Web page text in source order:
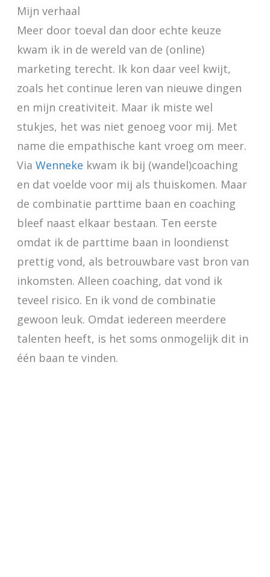
Mijn verhaal
Meer door toeval dan door echte keuze
kwam ik in de wereld van de (online)
marketing terecht. Ik kon daar veel kwijt,
zoals het continue leren van nieuwe dingen
en mijn creativiteit. Maar ik miste wel
stukjes, het was niet genoeg voor mij. Met
name die empathische kant vroeg om meer.
Via Wenneke kwam ik bij (wandel)coaching
en dat voelde voor mij als thuiskomen. Maar
de combinatie parttime baan en coaching
bleef naast elkaar bestaan. Ten eerste
omdat ik de parttime baan in loondienst
prettig vond, als betrouwbare vast bron van
inkomsten. Alleen coaching, dat vond ik
teveel risico. En ik vond de combinatie
gewoon leuk. Omdat iedereen meerdere
talenten heeft, is het soms onmogelijk dit in
één baan te vinden.